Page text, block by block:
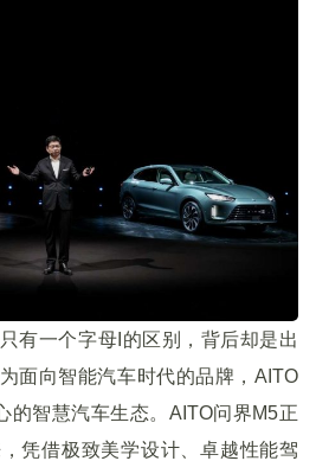
有一个字母I的区别，背后却是出
面向智能汽车时代的品牌，AITO
的智慧汽车生态。AITO问界M5正
凭借极致美学设计、卓越性能驾